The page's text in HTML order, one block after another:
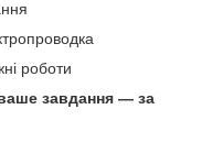
роботи
ваше завдання — за